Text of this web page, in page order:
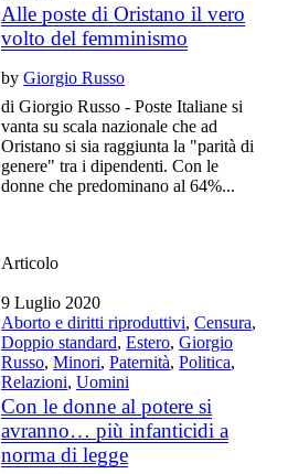
Alle poste di Oristano il vero
volto del femminismo
byGiorgio Russo
di Giorgio Russo - Poste Italiane si
vanta su scala nazionale che ad
Oristano si sia raggiunta la "parità di
genere" tra i dipendenti. Con le
donne che predominano al 64%...
Articolo
9 Luglio 2020
Aborto e diritti riproduttivi,Censura,
Doppio standard,Estero,Giorgio
Russo,Minori,Paternità,Politica,
Relazioni,Uomini
Con le donne al potere si
avranno… più infanticidi a
norma di legge